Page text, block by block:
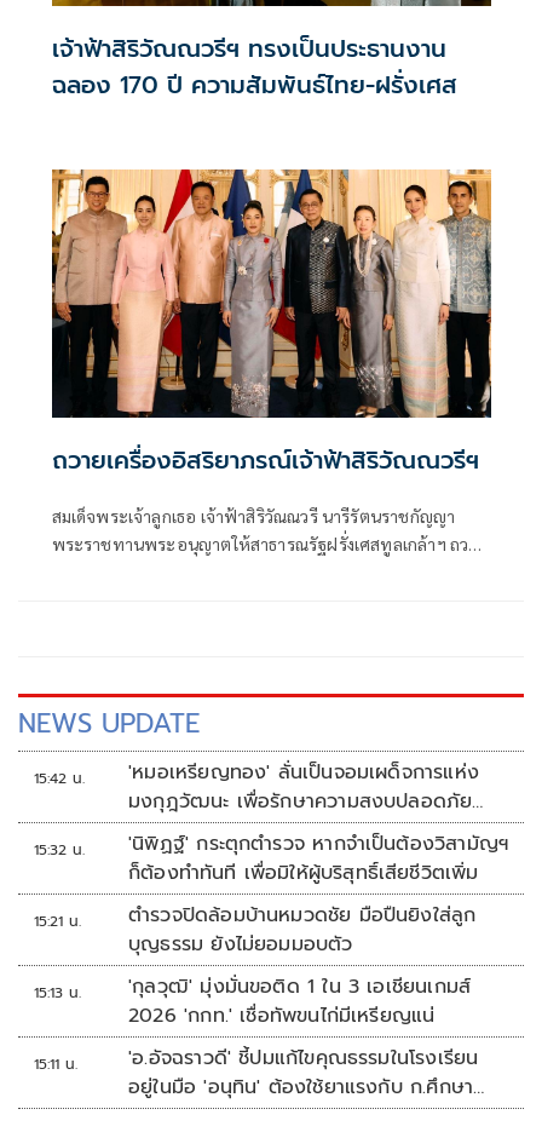
เจ้าฟ้าสิริวัณณวรีฯ ทรงเป็นประธานงาน
ฉลอง 170 ปี ความสัมพันธ์ไทย-ฝรั่งเศส
ถวายเครื่องอิสริยาภรณ์เจ้าฟ้าสิริวัณณวรีฯ
สมเด็จพระเจ้าลูกเธอ เจ้าฟ้าสิริวัณณวรี นารีรัตนราชกัญญา
พระราชทานพระอนุญาตให้สาธารณรัฐฝรั่งเศสทูลเกล้าฯ ถวาย
NEWS UPDATE
15:42 น.
'หมอเหรียญทอง' ลั่นเป็นจอมเผด็จการแห่ง
มงกุฎวัฒนะ เพื่อรักษาความสงบปลอดภัย
ภายในรพ.
15:32 น.
'นิพิฏฐ์' กระตุกตำรวจ หากจำเป็นต้องวิสามัญฯ
ก็ต้องทำทันที เพื่อมิให้ผู้บริสุทธิ์เสียชีวิตเพิ่ม
15:21 น.
ตำรวจปิดล้อมบ้านหมวดชัย มือปืนยิงใส่ลูก
บุญธรรม ยังไม่ยอมมอบตัว
15:13 น.
'กุลวุฒิ' มุ่งมั่นขอติด 1 ใน 3 เอเชียนเกมส์
2026 'กกท.' เชื่อทัพขนไก่มีเหรียญแน่
15:11 น.
'อ.อัจฉราวดี' ชี้ปมแก้ไขคุณธรรมในโรงเรียน
อยู่ในมือ 'อนุทิน' ต้องใช้ยาแรงกับ ก.ศึกษา
เรื่องปืนแค่ปลายเหตุ